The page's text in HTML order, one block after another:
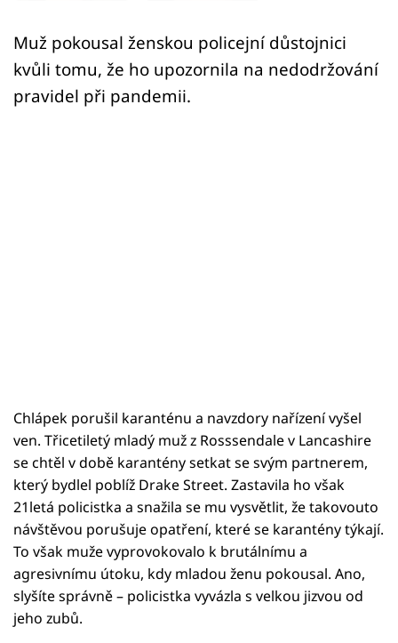
Muž pokousal ženskou policejní důstojnici
kvůli tomu, že ho upozornila na nedodržování
pravidel při pandemii.
Chlápek porušil karanténu a navzdory nařízení vyšel
ven. Třicetiletý mladý muž z Rosssendale v Lancashire
se chtěl v době karantény setkat se svým partnerem,
který bydlel poblíž Drake Street. Zastavila ho však
21letá policistka a snažila se mu vysvětlit, že takovouto
návštěvou porušuje opatření, které se karantény týkají.
To však muže vyprovokovalo k brutálnímu a
agresivnímu útoku, kdy mladou ženu pokousal. Ano,
slyšíte správně – policistka vyvázla s velkou jizvou od
jeho zubů.